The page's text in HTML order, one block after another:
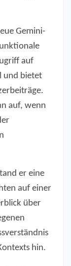
Gemini-
auf
und bietet
auf, wenn
er eine
auf einer
über
hin.